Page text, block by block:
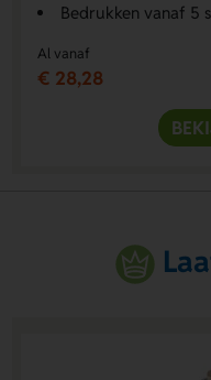
Bedrukken vanaf 5
Al vanaf
€ 28,28